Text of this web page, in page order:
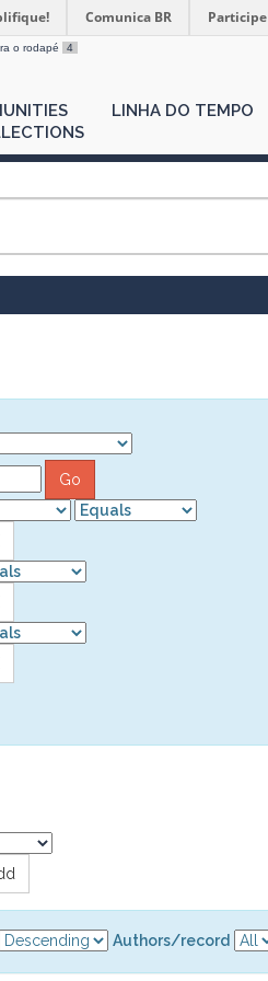
Comunica BR Participe
o rodapé 4
LINHA DO TEMPO
Authors/record